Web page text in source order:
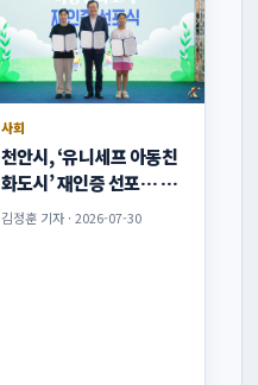
사회
천안시, ‘유니세프 아동친
화도시’ 재인증 선포… 아
동권리 존중
김정훈 기자 · 2026-07-30